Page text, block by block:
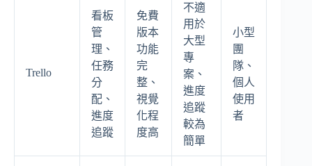
Trello
看板
管
理、
任務
分
配、
進度
追蹤
免費
版本
功能
完
整、
視覺
化程
度高
不適
用於
大型
專
案、
進度
追蹤
較為
簡單
小型
團
隊、
個人
使用
者